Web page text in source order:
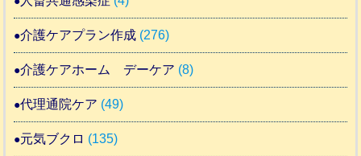
介護ケアプラン作成 (276)
介護ケアホーム デーケア (8)
代理通院ケア (49)
元気ブクロ (135)